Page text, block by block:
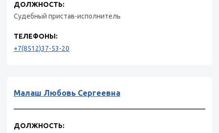
ДОЛЖНОСТЬ:
Судебный пристав-исполнитель
ТЕЛЕФОНЫ:
+7(8512)37-53-20
Малаш Любовь Сергеевна
ДОЛЖНОСТЬ: